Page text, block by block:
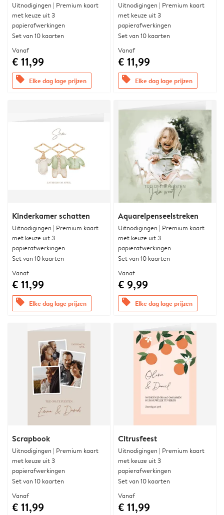
Uitnodigingen | Premium kaart
met keuze uit 3
papierafwerkingen
Set van 10 kaarten
Vanaf
€ 11,99
offers Elke dag lage prijzen
Uitnodigingen | Premium kaart
met keuze uit 3
papierafwerkingen
Set van 10 kaarten
Vanaf
€ 11,99
offers Elke dag lage prijzen
Kinderkamer schatten
Uitnodigingen | Premium kaart
met keuze uit 3
papierafwerkingen
Set van 10 kaarten
Vanaf
€ 11,99
offers Elke dag lage prijzen
Aquarelpenseelstreken
Uitnodigingen | Premium kaart
met keuze uit 3
papierafwerkingen
Set van 10 kaarten
Vanaf
€ 9,99
offers Elke dag lage prijzen
Scrapbook
Uitnodigingen | Premium kaart
met keuze uit 3
papierafwerkingen
Set van 10 kaarten
Vanaf
€ 11,99
Citrusfeest
Uitnodigingen | Premium kaart
met keuze uit 3
papierafwerkingen
Set van 10 kaarten
Vanaf
€ 11,99